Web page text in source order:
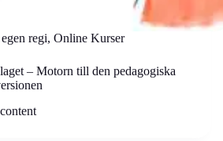
regi, Online Kurser
– Motorn till den pedagogiska